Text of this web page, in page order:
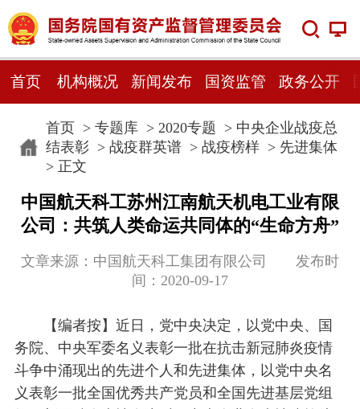
首页 机构概况 新闻发布 国资监管 政务公开
首页> 专题库> 2020专题 > 中央企业战疫总
结表彰 > 战疫群英谱> 战疫榜样> 先进集体
> 正文
中国航天科工苏州江南航天机电工业有限
公司：共筑人类命运共同体的“生命方舟”
文章来源：中国航天科工集团有限公司 发布时
间：2020-09-17
【编者按】近日，党中央决定，以党中央、国
务院、中央军委名义表彰一批在抗击新冠肺炎疫情
斗争中涌现出的先进个人和先进集体，以党中央名
义表彰一批全国优秀共产党员和全国先进基层党组